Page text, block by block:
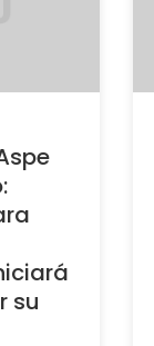
su